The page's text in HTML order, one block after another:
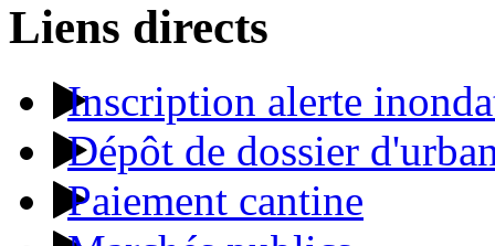
Liens directs
Inscription alerte
Dépôt de dossier
Paiement cantine